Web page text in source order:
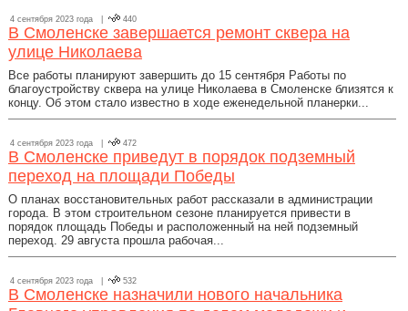
4 сентября 2023 года | 440
В Смоленске завершается ремонт сквера на
улице Николаева
Все работы планируют завершить до 15 сентября Работы по
благоустройству сквера на улице Николаева в Смоленске близятся к
концу. Об этом стало известно в ходе еженедельной планерки...
4 сентября 2023 года | 472
В Смоленске приведут в порядок подземный
переход на площади Победы
О планах восстановительных работ рассказали в администрации
города. В этом строительном сезоне планируется привести в
порядок площадь Победы и расположенный на ней подземный
переход. 29 августа прошла рабочая...
4 сентября 2023 года | 532
В Смоленске назначили нового начальника